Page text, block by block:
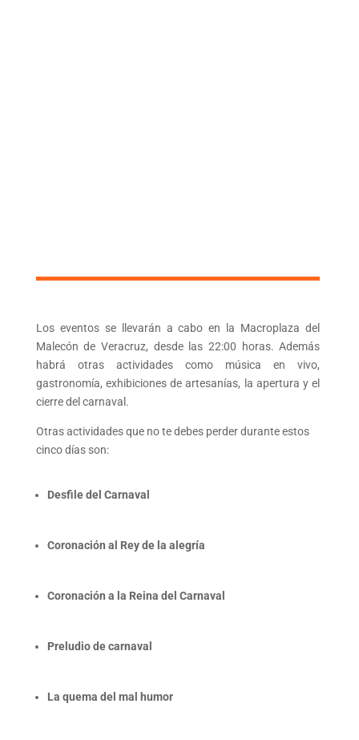
Los eventos se llevarán a cabo en la Macroplaza del
Malecón de Veracruz, desde las 22:00 horas. Además
habrá otras actividades como música en vivo,
gastronomía, exhibiciones de artesanías, la apertura y el
cierre del carnaval.
Otras actividades que no te debes perder durante estos
cinco días son:
Desfile del Carnaval
Coronación al Rey de la alegría
Coronación a la Reina del Carnaval
Preludio de carnaval
La quema del mal humor